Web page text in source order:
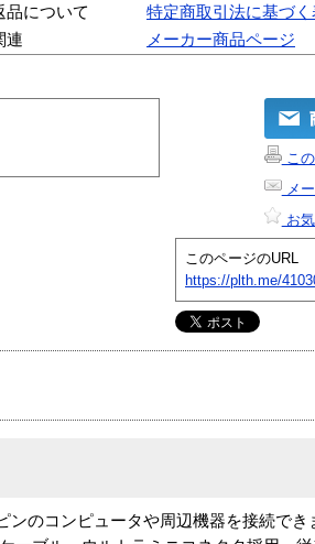
品について
特定商取引法に基づく
連
メーカー商品ページ
この
メー
お
このページのURL
https://plth.me/
ンのコンピュータや周辺機器を接続で